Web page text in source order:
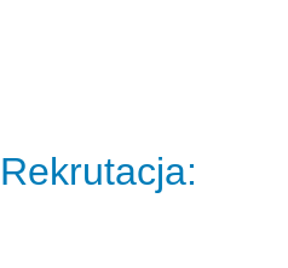
Rekrutacja: